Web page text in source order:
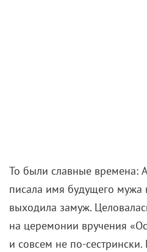
То были славные времена:
писала имя будущего мужа
выходила замуж.
на церемонии вручения
и совсем не по-сестрински.